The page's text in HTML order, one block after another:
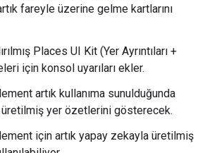
fareyle üzerine gelme kartlarını
Places UI Kit (Yer Ayrıntıları +
için konsol uyarıları ekler.
artık kullanıma sunulduğunda
yer özetlerini gösterecek.
için artık yapay zekayla üretilmiş